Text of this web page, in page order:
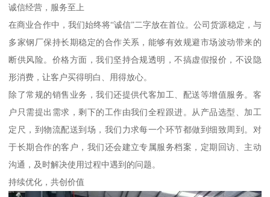
诚信经营，服务至上
在商业合作中，我们始终将“诚信”二字放在首位。公司货源稳定，与
多家钢厂保持长期稳定的合作关系，能够有效规避市场波动带来的
断供风险。价格方面，我们坚持合规透明，不搞虚假报价，不设隐
形消费，让客户买得明白、用得放心。
除了常规的销售业务，我们还提供代客加工、配送等增值服务。客
户只需提出需求，剩下的工作由我们全程跟进。从产品选型、加工
定尺，到物流配送到场，我们力求每一个环节都做到细致周到。对
于长期合作的客户，我们还会建立专属服务档案，定期回访、主动
沟通，及时解决使用过程中遇到的问题。
持续优化，共创价值